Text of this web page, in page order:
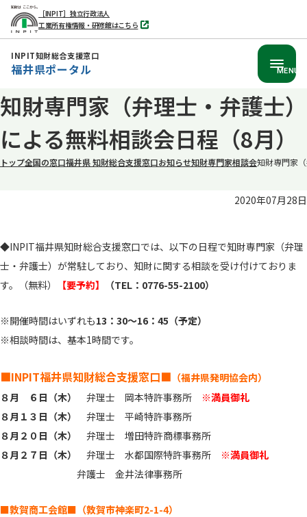
本
文
へ
［INPIT］独立行政法人
工業所有権情報・研修館はこちら
別
タ
INPIT知財総合支援窓口
福井県ポータル MENU
知財専門家（弁理士・弁護士）
による無料相談会日程（8月）
トップ全国の窓口福井県 知財総合支援窓口お知らせ知財専門家相談会知財専門家
2020年07月28日
◆INPIT福井県知財総合支援窓口では、以下の日程で知財専門家（弁理
士・弁護士）が常駐しており、知財に関する相談を受け付けておりま
す。（無料）
【要予約】 （TEL：0776-55-2100）
※開催時間はいずれも13：30～16：45（予定）
※相談時間は、基本1時間です。
■INPIT福井県知財総合支援窓口■ （福井県発明協会内）
８月 ６日（木）
弁理士 岡本特許事務所 ※満員御礼
８月１３日（木）
弁理士 平崎特許事務所
８月２０日（木）
弁理士 増田特許商標事務所
８月２７日（木）
弁理士 水都国際特許事務所 ※満員御礼
弁護士 金井法律事務所
■敦賀商工会館■ （敦賀市神楽町2-1-4）